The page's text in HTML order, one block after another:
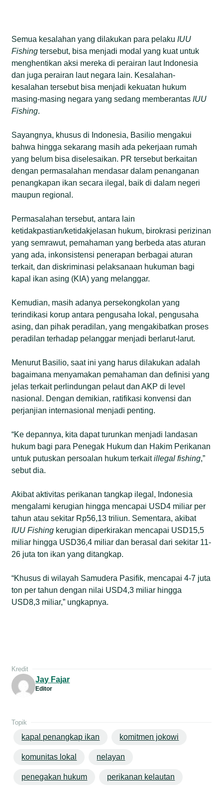
Semua kesalahan yang dilakukan para pelakuIUU
Fishingtersebut, bisa menjadi modal yang kuat untuk
menghentikan aksi mereka di perairan laut Indonesia
dan juga perairan laut negara lain. Kesalahan-
kesalahan tersebut bisa menjadi kekuatan hukum
masing-masing negara yang sedang memberantasIUU
Fishing.
Sayangnya, khusus di Indonesia, Basilio mengakui
bahwa hingga sekarang masih ada pekerjaan rumah
yang belum bisa diselesaikan. PR tersebut berkaitan
dengan permasalahan mendasar dalam penanganan
penangkapan ikan secara ilegal, baik di dalam negeri
maupun regional.
Permasalahan tersebut, antara lain
ketidakpastian/ketidakjelasan hukum, birokrasi perizinan
yang semrawut, pemahaman yang berbeda atas aturan
yang ada, inkonsistensi penerapan berbagai aturan
terkait, dan diskriminasi pelaksanaan hukuman bagi
kapal ikan asing (KIA) yang melanggar.
Kemudian, masih adanya persekongkolan yang
terindikasi korup antara pengusaha lokal, pengusaha
asing, dan pihak peradilan, yang mengakibatkan proses
peradilan terhadap pelanggar menjadi berlarut-larut.
Menurut Basilio, saat ini yang harus dilakukan adalah
bagaimana menyamakan pemahaman dan definisi yang
jelas terkait perlindungan pelaut dan AKP di level
nasional. Dengan demikian, ratifikasi konvensi dan
perjanjian internasional menjadi penting.
“Ke depannya, kita dapat turunkan menjadi landasan
hukum bagi para Penegak Hukum dan Hakim Perikanan
untuk putuskan persoalan hukum terkaitillegal fishing,”
sebut dia.
Akibat aktivitas perikanan tangkap ilegal, Indonesia
mengalami kerugian hingga mencapai USD4 miliar per
tahun atau sekitar Rp56,13 triliun. Sementara, akibat
IUU Fishing kerugian diperkirakan mencapai USD15,5
miliar hingga USD36,4 miliar dan berasal dari sekitar 11-
26 juta ton ikan yang ditangkap.
“Khusus di wilayah Samudera Pasifik, mencapai 4-7 juta
ton per tahun dengan nilai USD4,3 miliar hingga
USD8,3 miliar,” ungkapnya.
Kredit
Jay Fajar
Editor
Topik
kapal penangkap ikan komitmen jokowi
komunitas lokal nelayan
penegakan hukum perikanan kelautan